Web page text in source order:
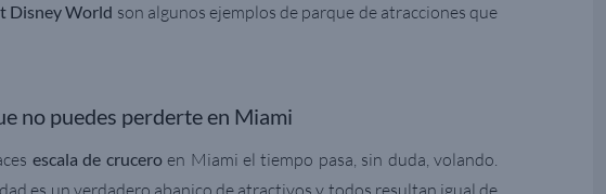
Disney World son algunos ejemplos de parque de atracciones que
no puedes perderte en Miami
escala de cruceroen Miami el tiempo pasa, sin duda, volando.